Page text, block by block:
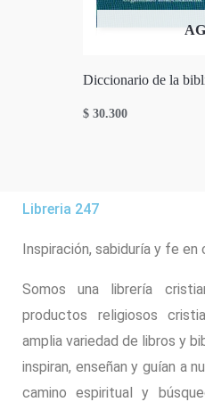
Diccionario de la
$ 30.300
Libreria 247
Inspiración, sabiduría y fe en
Somos una librería
productos religiosos
amplia variedad de libros y
inspiran, enseñan y guían a
camino espiritual y